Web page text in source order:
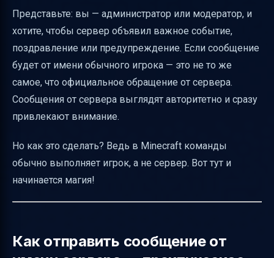
Как проверить, что сообщение
действительно от сервера
Заключение
Представьте: вы — администратор или модератор, и
хотите, чтобы сервер объявил важное событие,
поздравление или предупреждение. Если сообщение
будет от имени обычного игрока — это не то же
самое, что официальное обращение от сервера.
Сообщения от сервера выглядят авторитетно и сразу
привлекают внимание.
Но как это сделать? Ведь в Minecraft команды
обычно выполняет игрок, а не сервер. Вот тут и
начинается магия!
Как отправить сообщение от